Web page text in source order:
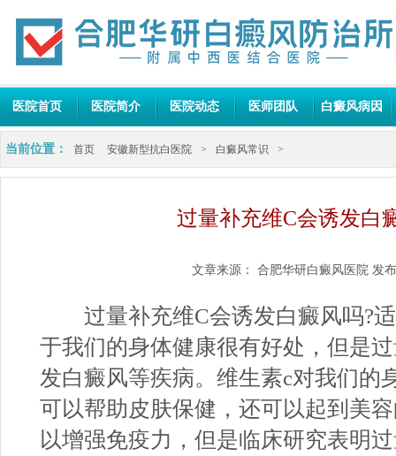
医院首页 医院简介 医院动态 医师团队 白癜风病因
当前位置： 首页 安徽新型抗白医院 > 白癜风常识 >
过量补充维C会诱发白
文章来源： 合肥华研白癜风医院 发
过量补充维C会诱发白癜风吗?适
于我们的身体健康很有好处，但是
发白癜风等疾病。维生素c对我们的
可以帮助皮肤保健，还可以起到美
以增强免疫力，但是临床研究表明